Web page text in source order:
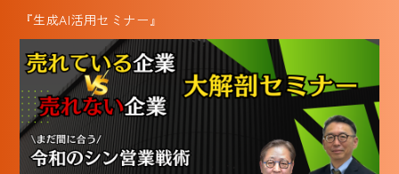
『生成AI活用セミナー』